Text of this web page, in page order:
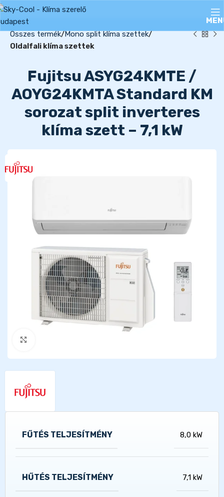
Összes termék Mono split klíma szettek
Oldalfali klíma szettek
Fujitsu ASYG24KMTE /
AOYG24KMTA Standard KM
sorozat split inverteres
klíma szett – 7,1 kW
FŰTÉS TELJESÍTMÉNY 8,0 kW
HŰTÉS TELJESÍTMÉNY 7,1 kW